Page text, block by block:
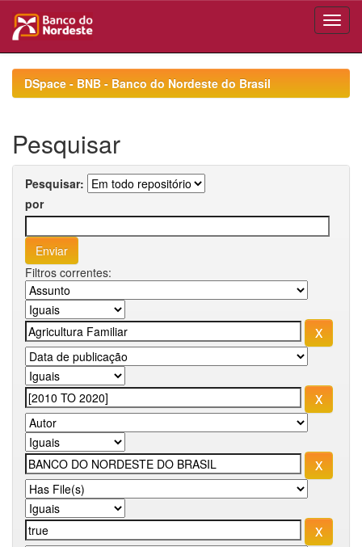
navigationDSpace - BNB - Banco do Nordeste do Brasil
Pesquisar
Pesquisar:
por
Filtros correntes: